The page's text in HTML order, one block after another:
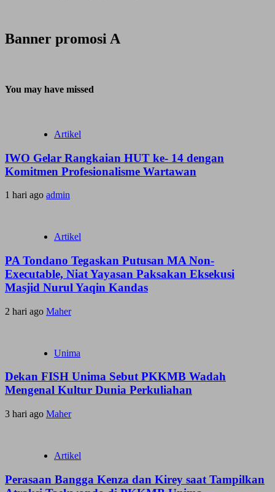
Banner promosi A
You may have missed
Artikel
IWO Gelar Rangkaian HUT ke- 14 dengan
Komitmen Profesionalisme Wartawan
1 hari ago admin
Artikel
PA Tondano Tegaskan Putusan MA Non-
Executable, Niat Yayasan Paksakan Eksekusi
Masjid Nurul Yaqin Kandas
2 hari ago Maher
Unima
Dekan FISH Unima Sebut PKKMB Wadah
Mengenal Kultur Dunia Perkuliahan
3 hari ago Maher
Artikel
Perasaan Bangga Kenza dan Kirey saat Tampilkan